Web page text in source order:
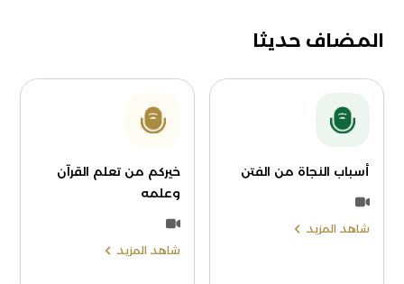
المضاف حديثا
أسباب النجاة من الفتن
شاهد المزيد
خيركم من تعلم القرآن
وعلمه
شاهد المزيد